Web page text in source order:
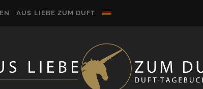
AUS LIEBE ZUM DUFT